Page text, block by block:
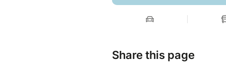
Share this page